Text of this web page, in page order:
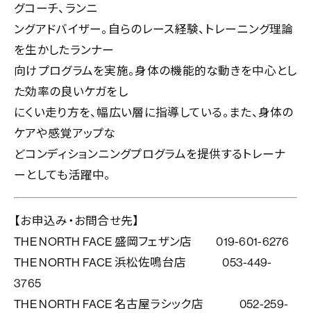
グコーチ、ランニ
ングアドバイザー。自らのレース経験、トレーニング理論
を生かしたランナー
向けプログラムを実施。身体の機能的な動きを中心とし
た効率の良いケガをし
にくい走り方を、幅広い層に指導している。また、身体の
ケアや感覚アップな
どコンディションニングプログラムを提供するトレーナ
ーとしても活躍中。
【お申込み・お問合せ先】
THE NORTH FACE 盛岡フェザン店 019-601-6276
THE NORTH FACE 浜松佐鳴台店 053-449-
3765
THE NORTH FACE 名古屋ラシック店 052-259-